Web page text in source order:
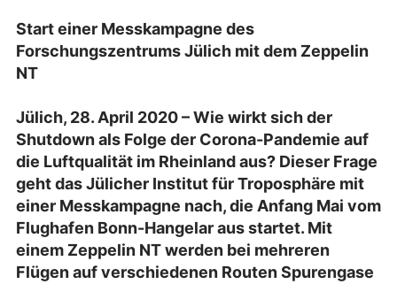
Start einer Messkampagne des
Forschungszentrums Jülich mit dem Zeppelin
NT
Jülich, 28. April 2020 – Wie wirkt sich der
Shutdown als Folge der Corona-Pandemie auf
die Luftqualität im Rheinland aus? Dieser Frage
geht das Jülicher Institut für Troposphäre mit
einer Messkampagne nach, die Anfang Mai vom
Flughafen Bonn-Hangelar aus startet. Mit
einem Zeppelin NT werden bei mehreren
Flügen auf verschiedenen Routen Spurengase